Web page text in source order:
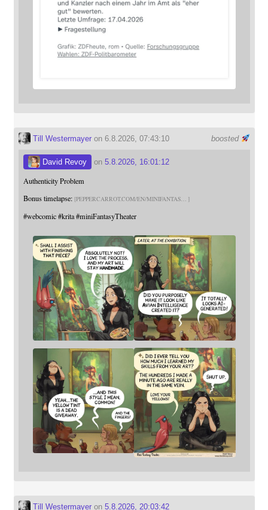
boosted
Till Westermayeron 6.8.2026, 07:43:10
David Revoy on 5.8.2026, 16:01:12
Authenticity Problem
Bonus timelapse: PEPPERCARROT.COM/EN/MINIFANTAS
#webcomic #krita #miniFantasyTheater
Till Westermayeron 5.8.2026, 20:03:42